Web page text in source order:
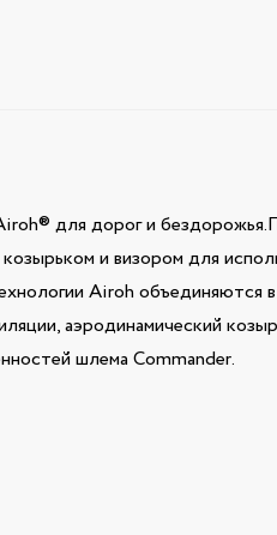
для дорог и
и визором для
Airoh
аэродинамический
шлема Commander.